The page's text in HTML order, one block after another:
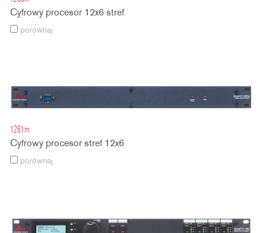
Cyfrowy procesor 12x6 stref
porównaj
1261m
Cyfrowy procesor stref 12x6
porównaj